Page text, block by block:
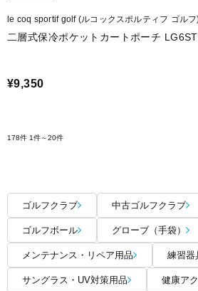
le coq sportif golf (ルコックスポルティフ ゴルフ
二層式保冷ポケットカートポーチ
¥9,350
178件 1件～20件
ゴルフクラブ 中古ゴルフクラブ
ゴルフボール グローブ（手袋）
メンテナンス・リペア用品 練習器
サングラス・UV対策用品 健康ア